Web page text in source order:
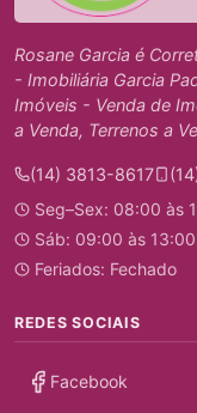
Rosane Garcia é
- Imobiliária Garcia
Imóveis - Venda de
a Venda, Terrenos a
(14) 3813-8617
Seg–Sex: 08:00 às
Sáb: 09:00 às 13:00
Feriados: Fechado
REDES SOCIAIS
Facebook